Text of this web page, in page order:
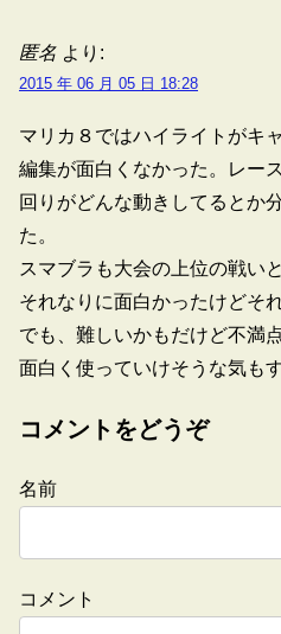
匿名 より:
2015 年 06 月 05 日 18:28
マリカ８ではハイライトがキ
編集が面白くなかった。レー
回りがどんな動きしてるとか
た。
スマブラも大会の上位の戦い
それなりに面白かったけどそ
でも、難しいかもだけど不満
面白く使っていけそうな気も
コメントをどうぞ
名前
コメント